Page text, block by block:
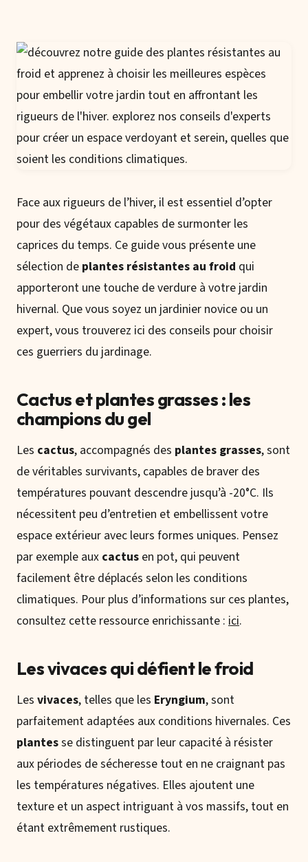
Face aux rigueurs de l’hiver, il est essentiel d’opter
pour des végétaux capables de surmonter les
caprices du temps. Ce guide vous présente une
sélection de plantes résistantes au froid qui
apporteront une touche de verdure à votre jardin
hivernal. Que vous soyez un jardinier novice ou un
expert, vous trouverez ici des conseils pour choisir
ces guerriers du jardinage.
Cactus et plantes grasses : les
champions du gel
Les cactus, accompagnés des plantes grasses, sont
de véritables survivants, capables de braver des
températures pouvant descendre jusqu’à -20°C. Ils
nécessitent peu d’entretien et embellissent votre
espace extérieur avec leurs formes uniques. Pensez
par exemple aux cactus en pot, qui peuvent
facilement être déplacés selon les conditions
climatiques. Pour plus d’informations sur ces plantes,
consultez cette ressource enrichissante : ici.
Les vivaces qui défient le froid
Les vivaces, telles que les Eryngium, sont
parfaitement adaptées aux conditions hivernales. Ces
plantesse distinguent par leur capacité à résister
aux périodes de sécheresse tout en ne craignant pas
les températures négatives. Elles ajoutent une
texture et un aspect intriguant à vos massifs, tout en
étant extrêmement rustiques.